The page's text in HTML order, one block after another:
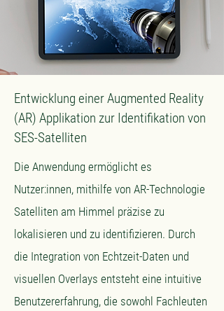
Entwicklung einer Augmented Reality
(AR) Applikation zur Identifikation von
SES-Satelliten
Die Anwendung ermöglicht es
Nutzer:innen, mithilfe von AR-Technologie
Satelliten am Himmel präzise zu
lokalisieren und zu identifizieren. Durch
die Integration von Echtzeit-Daten und
visuellen Overlays entsteht eine intuitive
Benutzererfahrung, die sowohl Fachleuten